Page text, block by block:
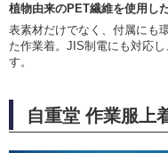
植物由来のPET繊維を使用し
表素材だけでなく、付属にも
た作業着。JIS制電にも対応
す。
自重堂 作業服上